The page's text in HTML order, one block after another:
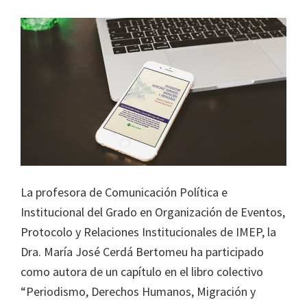
La profesora de Comunicación Política e
Institucional del Grado en Organización de Eventos,
Protocolo y Relaciones Institucionales de IMEP, la
Dra. María José Cerdá Bertomeu ha participado
como autora de un capítulo en el libro colectivo
“Periodismo, Derechos Humanos, Migración y